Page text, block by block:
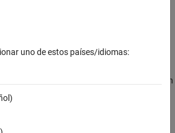
a tool that manages the application execution
uno de estos países/idiomas: